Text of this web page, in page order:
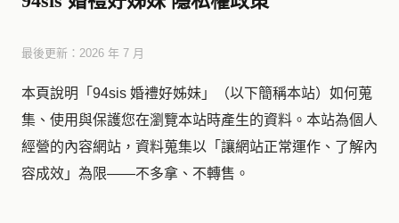
最後更新：2026 年 7 月
本頁說明「94sis 婚禮好姊妹」（以下簡稱本站）如何蒐
集、使用與保護您在瀏覽本站時產生的資料。本站為個人
經營的內容網站，資料蒐集以「讓網站正常運作、了解內
容成效」為限——不多拿、不轉售。